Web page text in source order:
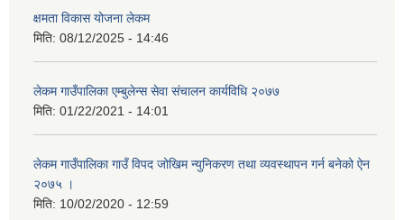
क्षमता विकास योजना लेकम
मिति: 08/12/2025 - 14:46
लेकम गाउँपालिका एम्बुलेन्स सेवा संचालन कार्यविधि २०७७
मिति: 01/22/2021 - 14:01
लेकम गाउँपालिका गाउँ विपद जोखिम न्युनिकरण तथा व्यवस्थापन गर्न बनेको ऐन
२०७५ ।
मिति: 10/02/2020 - 12:59